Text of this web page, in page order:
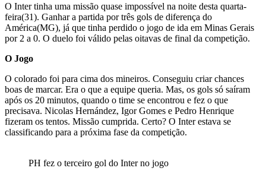
O Inter tinha uma missão quase impossível na noite desta quarta-
feira(31). Ganhar a partida por três gols de diferença do
América(MG), já que tinha perdido o jogo de ida em Minas Gerais
por 2 a 0. O duelo foi válido pelas oitavas de final da competição.
O Jogo
O colorado foi para cima dos mineiros. Conseguiu criar chances
boas de marcar. Era o que a equipe queria. Mas, os gols só saíram
após os 20 minutos, quando o time se encontrou e fez o que
precisava. Nicolas Hernández, Igor Gomes e Pedro Henrique
fizeram os tentos. Missão cumprida. Certo? O Inter estava se
classificando para a próxima fase da competição.
PH fez o terceiro gol do Inter no jogo